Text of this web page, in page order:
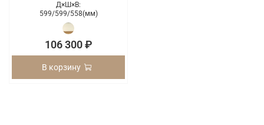
Д×Ш×В:
599/599/558(мм)
106 300 ₽
В корзину